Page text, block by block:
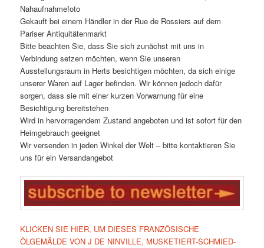
Nahaufnahmefoto
Gekauft bei einem Händler in der Rue de Rossiers auf dem
Pariser Antiquitätenmarkt
Bitte beachten Sie, dass Sie sich zunächst mit uns in
Verbindung setzen möchten, wenn Sie unseren
Ausstellungsraum in Herts besichtigen möchten, da sich einige
unserer Waren auf Lager befinden. Wir können jedoch dafür
sorgen, dass sie mit einer kurzen Vorwarnung für eine
Besichtigung bereitstehen
Wird in hervorragendem Zustand angeboten und ist sofort für den
Heimgebrauch geeignet
Wir versenden in jeden Winkel der Welt – bitte kontaktieren Sie
uns für ein Versandangebot
KLICKEN SIE HIER, UM DIESES FRANZÖSISCHE
ÖLGEMÄLDE VON J DE NINVILLE, MUSKETIERT-SCHMIED-